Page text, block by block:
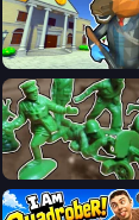
Bank Robbery 3